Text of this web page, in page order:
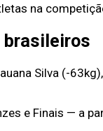
na
brasileiros
Silva (-
e Finais — a